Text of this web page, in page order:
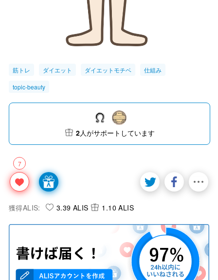
筋トレ ダイエット ダイエットモチベ 仕組み
topic-beauty
7
2人がサポートしています
獲得ALIS: 3.39 ALIS 1.10 ALIS